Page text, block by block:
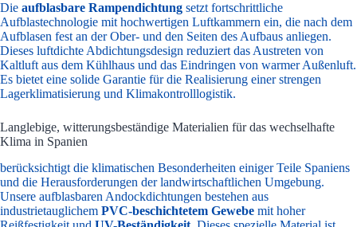
Die aufblasbare Rampendichtung setzt fortschrittliche
Aufblastechnologie mit hochwertigen Luftkammern ein, die nach dem
Aufblasen fest an der Ober- und den Seiten des Aufbaus anliegen.
Dieses luftdichte Abdichtungsdesign reduziert das Austreten von
Kaltluft aus dem Kühlhaus und das Eindringen von warmer Außenluft.
Es bietet eine solide Garantie für die Realisierung einer strengen
Lagerklimatisierung und Klimakontrolllogistik.
Langlebige, witterungsbeständige Materialien für das wechselhafte
Klima in Spanien
berücksichtigt die klimatischen Besonderheiten einiger Teile Spaniens
und die Herausforderungen der landwirtschaftlichen Umgebung.
Unsere aufblasbaren Andockdichtungen bestehen aus
industrietauglichem PVC-beschichtetem Gewebe mit hoher